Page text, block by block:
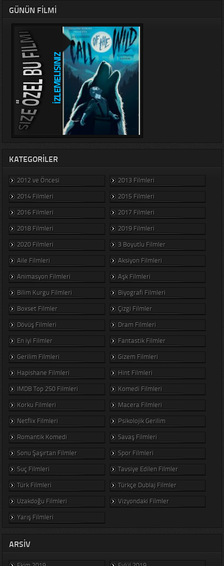
GÜNÜN FILMI
KATEGORILER
2012 ve Öncesi
2013 Filmleri
2014 Filmleri
2015 Filmleri
2016 Filmleri
2017 Filmleri
2018 Filmleri
2019 Filmleri
2020 Filmleri
3 Boyutlu Filmler
Aile Filmleri
Aksiyon Filmleri
Animasyon Filmleri
Aşk Filmleri
Bilim Kurgu Filmleri
Biyografi Filmleri
Boxset Filmler
Çizgi Filmler
Dövüş Filmleri
Dram Filmleri
En iyi Filmler
Fantastik Filmler
Gerilim Filmleri
Gizem Filmleri
Hapishane Filmleri
Hint Filmleri
IMDB Top 250 Filmleri
Komedi Filmleri
Korku Filmleri
Macera Filmleri
Netflix Filmleri
Psikolojik Gerilim
Romantik Komedi
Savaş Filmleri
Sonu Şaşırtan Filmler
Spor Filmleri
Suç Filmleri
Tavsiye Edilen Filmler
Türk Filmleri
Türkçe Dublaj Filmler
Uzakdoğu Filmleri
Vizyondaki Filmler
Yarış Filmleri
ARSIV